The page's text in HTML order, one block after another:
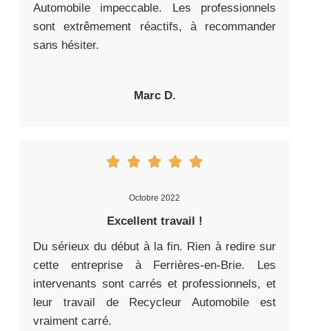
Automobile impeccable. Les professionnels
sont extrêmement réactifs, à recommander
sans hésiter.
Marc D.
Octobre 2022
Excellent travail !
Du sérieux du début à la fin. Rien à redire sur
cette entreprise à Ferrières-en-Brie. Les
intervenants sont carrés et professionnels, et
leur travail de Recycleur Automobile est
vraiment carré.